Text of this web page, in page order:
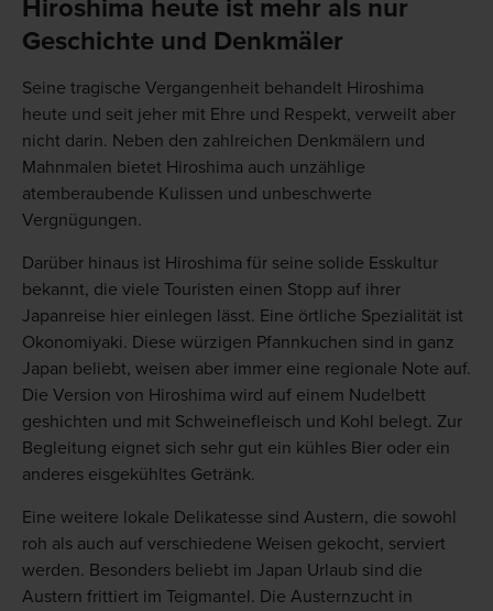
Hiroshima heute ist mehr als nur
Geschichte und Denkmäler
Seine tragische Vergangenheit behandelt Hiroshima
heute und seit jeher mit Ehre und Respekt, verweilt aber
nicht darin. Neben den zahlreichen Denkmälern und
Mahnmalen bietet Hiroshima auch unzählige
atemberaubende Kulissen und unbeschwerte
Vergnügungen.
Darüber hinaus ist Hiroshima für seine solide Esskultur
bekannt, die viele Touristen einen Stopp auf ihrer
Japanreise hier einlegen lässt. Eine örtliche Spezialität ist
Okonomiyaki. Diese würzigen Pfannkuchen sind in ganz
Japan beliebt, weisen aber immer eine regionale Note auf.
Die Version von Hiroshima wird auf einem Nudelbett
geshichten und mit Schweinefleisch und Kohl belegt. Zur
Begleitung eignet sich sehr gut ein kühles Bier oder ein
anderes eisgekühltes Getränk.
Eine weitere lokale Delikatesse sind Austern, die sowohl
roh als auch auf verschiedene Weisen gekocht, serviert
werden. Besonders beliebt im Japan Urlaub sind die
Austern frittiert im Teigmantel. Die Austernzucht in